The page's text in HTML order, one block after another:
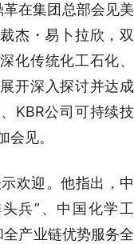
在集团总部会见美
杰・易卜拉欣，双
化传统化工石化、
开深入探讨并达成
KBR公司可持续技
会见。
欢迎。他指出，中
兵”、中国化学工
产业链优势服务全